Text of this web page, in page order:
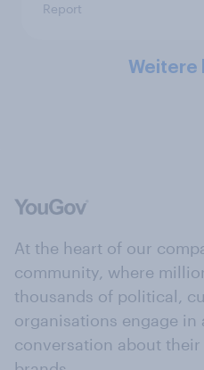
Report
Weitere
At the heart of our
community, where
thousands of political,
organisations engage in
conversation about